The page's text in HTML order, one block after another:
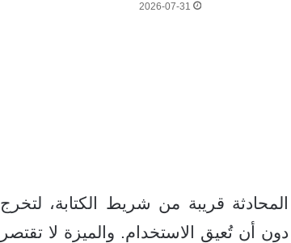
2026-07-31
قريبة من شريط الكتابة، لتخرج
أن تُعيق الاستخدام. والميزة لا تقتصر